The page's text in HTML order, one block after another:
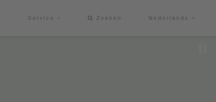
Service Zoeken Nederlands